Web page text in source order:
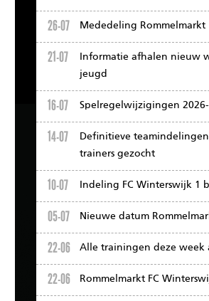
26-07 Mededeling Rommelmarkt
21-07
Informatie afhalen nieuw
jeugd
16-07 Spelregelwijzigingen
14-07
Definitieve
trainers gezocht
10-07 Indeling FC Winterswijk 1
05-07 Nieuwe datum
22-06 Alle trainingen deze week
22-06 Rommelmarkt FC